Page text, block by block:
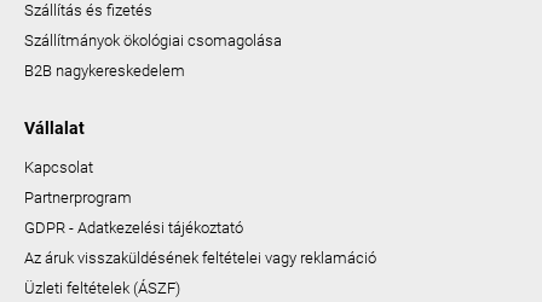
Szállítás és fizetés
Szállítmányok ökológiai csomagolása
B2B nagykereskedelem
Vállalat
Kapcsolat
Partnerprogram
GDPR - Adatkezelési tájékoztató
Az áruk visszaküldésének feltételei vagy reklamáció
Üzleti feltételek (ÁSZF)